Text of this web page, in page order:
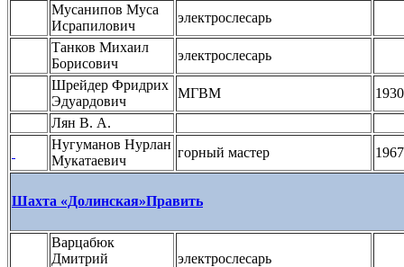
Мусанипов Муса
Исрапилович
электрослесарь
Танков Михаил
Борисович
электрослесарь
Шрейдер Фридрих
Эдуардович
МГВМ
1930
Лян В. А.
Нугуманов Нурлан
Мукатаевич
горный мастер 1967
Шахта «Долинская»Править
Варцабюк
Дмитрий
электрослесарь